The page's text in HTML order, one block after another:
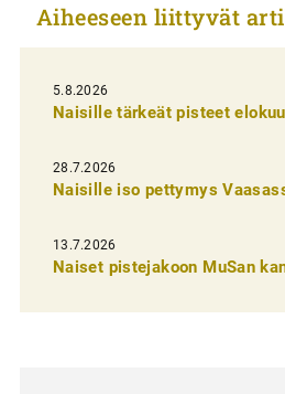
k
e
l
i
e
n
e
Aiheeseen liittyvät
5.8.2026
Naisille tärkeät pisteet
28.7.2026
Naisille iso pettymys
13.7.2026
Naiset pistejakoon MuSan